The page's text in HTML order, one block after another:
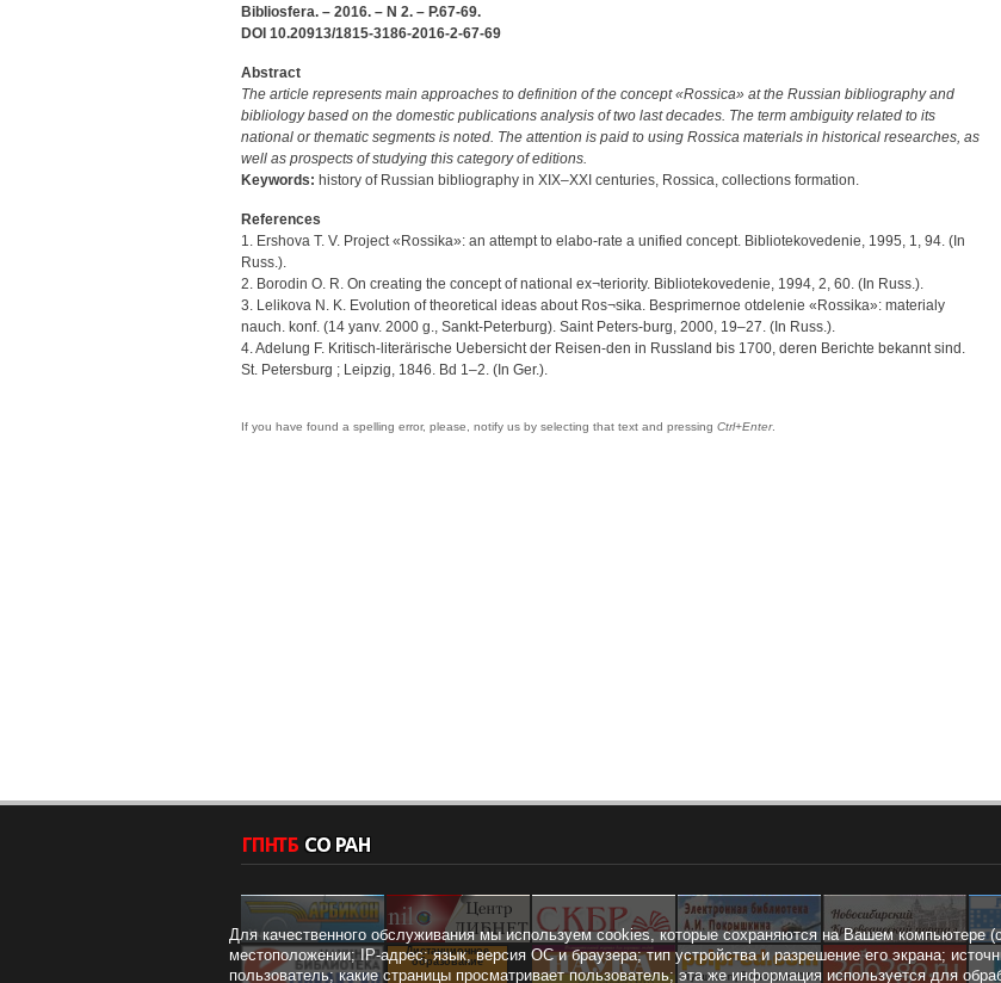
Bibliosfera. – 2016. – N 2. – P.67-69.
DOI 10.20913/1815-3186-2016-2-67-69
Abstract
The article represents main approaches to definition of the concept «Rossica» at the Russian bibliography and
bibliology based on the domestic publications analysis of two last decades. The term ambiguity related to its
national or thematic segments is noted. The attention is paid to using Rossica materials in historical researches, as
well as prospects of studying this category of editions.
Keywords: history of Russian bibliography in XIX–XXI centuries, Rossica, collections formation.
References
1. Ershova T. V. Project «Rossika»: an attempt to elabo-rate a unified concept. Bibliotekovedenie, 1995, 1, 94. (In
Russ.).
2. Borodin O. R. On creating the concept of national ex¬teriority. Bibliotekovedenie, 1994, 2, 60. (In Russ.).
3. Lelikova N. K. Evolution of theoretical ideas about Ros¬sika. Besprimernoe otdelenie «Rossika»: materialy
nauch. konf. (14 yanv. 2000 g., Sankt-Peterburg). Saint Peters-burg, 2000, 19–27. (In Russ.).
4. Adelung F. Kritisch-literärische Uebersicht der Reisen-den in Russland bis 1700, deren Berichte bekannt sind.
St. Petersburg ; Leipzig, 1846. Bd 1–2. (In Ger.).
If you have found a spelling error, please, notify us by selecting that text and pressing Ctrl+Enter.
Дистанционное
образование
Для качественного обслуживания мы используем cookies, которые сохраняются на Вашем компьютере
местоположении; IP-адрес; язык, версия ОС и браузера; тип устройства и разрешение его экрана;
пользователь; какие страницы просматривает пользователь; эта же информация используется для